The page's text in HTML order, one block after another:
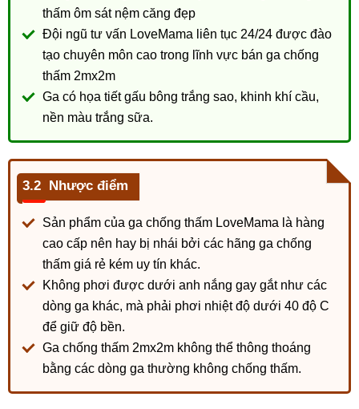
thấm ôm sát nệm căng đẹp
Đội ngũ tư vấn LoveMama liên tục 24/24 được đào
tạo chuyên môn cao trong lĩnh vực bán ga chống
thấm 2mx2m
Ga có họa tiết gấu bông trắng sao, khinh khí cầu,
nền màu trắng sữa.
Nhược điểm
Sản phẩm của ga chống thấm LoveMama là hàng
cao cấp nên hay bị nhái bởi các hãng ga chống
thấm giá rẻ kém uy tín khác.
Không phơi được dưới anh nắng gay gắt như các
dòng ga khác, mà phải phơi nhiệt độ dưới 40 độ C
để giữ độ bền.
Ga chống thấm 2mx2m không thể thông thoáng
bằng các dòng ga thường không chống thấm.